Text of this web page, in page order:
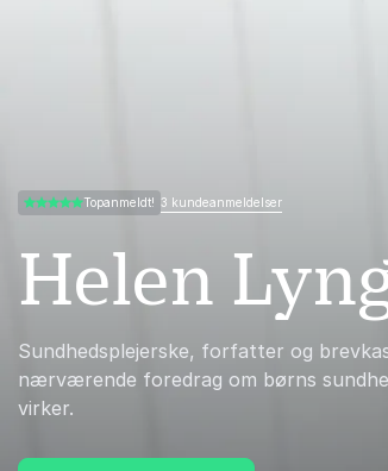
Helen
Sundhedsplejerske, forfatter og
nærværende foredrag om børns
virker.
4.67 ud af 5Topanmeldt! 3 kundeanmeldelser